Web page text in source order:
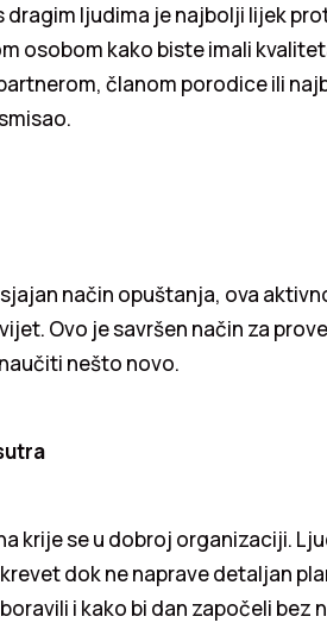
dragim ljudima je najbolji lijek
osobom kako biste imali
članom porodice ili
način opuštanja, ova
Ovo je savršen način za
nešto novo.
krije se u dobroj organizaciji.
dok ne naprave detaljan
i kako bi dan započeli bez